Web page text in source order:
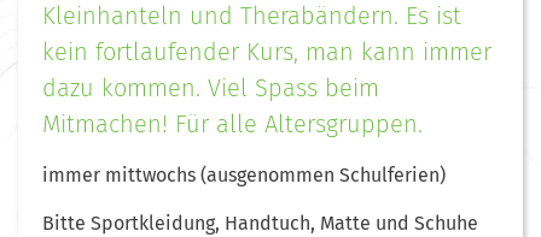
Kleinhanteln und Therabändern. Es ist
kein fortlaufender Kurs, man kann immer
dazu kommen. Viel Spass beim
Mitmachen! Für alle Altersgruppen.
immer mittwochs (ausgenommen Schulferien)
Bitte Sportkleidung, Handtuch, Matte und Schuhe